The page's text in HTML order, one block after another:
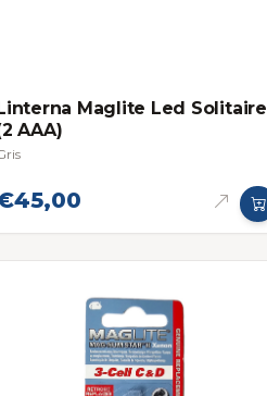
Maglite Led Solitaire
AAA)